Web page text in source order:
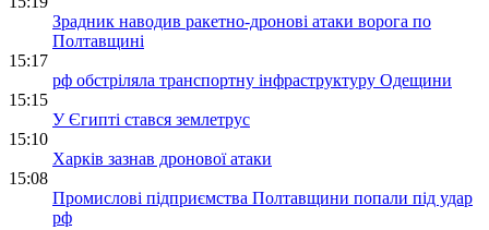
Зрадник наводив ракетно-дронові атаки ворога по
Полтавщині
15:17
рф обстріляла транспортну інфраструктуру Одещини
15:15
У Єгипті стався землетрус
15:10
Харків зазнав дронової атаки
15:08
Промислові підприємства Полтавщини попали під удар
рф